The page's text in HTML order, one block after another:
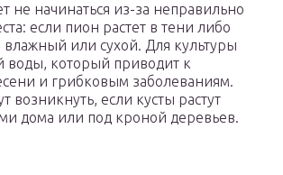
не начинаться из-за неправильно
если пион растет в тени либо
или сухой. Для культуры
воды, который приводит к
и грибковым заболеваниям.
возникнуть, если кусты растут
дома или под кроной деревьев.